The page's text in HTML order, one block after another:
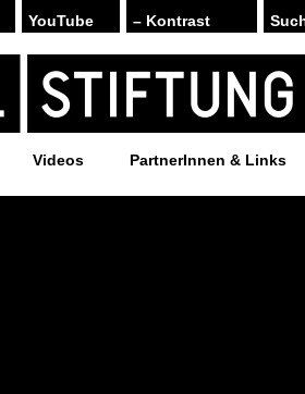
YouTube – Kontrast
Videos PartnerInnen & Links